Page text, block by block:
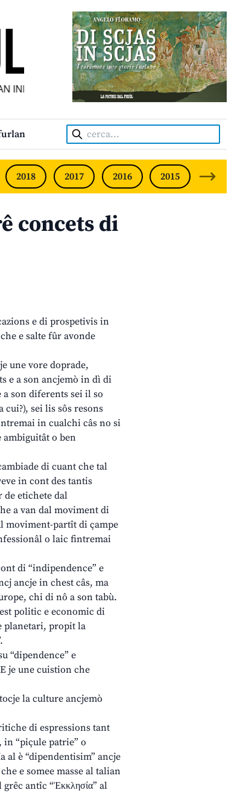
• INDEPENDENT FRIULIAN MONTHLY
Cerca:
2018 2017 2016 2015 2014
concets di
e di prospetivis in
e salte fûr avonde
une vore doprade,
e a son ancjemò in dì di
son diferents sei il so
sei lis sôs resons
in cualchi câs no si
ambiguitât o ben
di cuant che tal
in cont des tantis
etichete dal
a van dal moviment di
moviment-partît di çampe
o laic fintremai
di “indipendence” e
ancje in chest câs, ma
chi di nô a son tabù.
politic e economic di
planetari, propit la
“dipendence” e
je une cuistion che
la culture ancjemò
di espressions tant
in “piçule patrie” o
al è “dipendentisim” ancje
e somee masse al talian
antîc “Ἐκκλησία” al